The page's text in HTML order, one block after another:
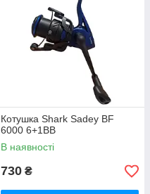
Котушка Shark Sadey BF
6000 6+1ВВ
В наявності
730 ₴